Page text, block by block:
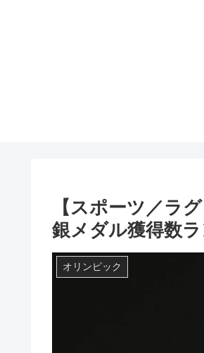
【スポーツ／ラ
銀メダル獲得数
オリンピック